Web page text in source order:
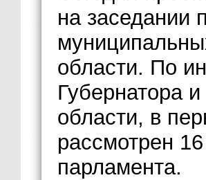
на заседании
области. По
Губернатора
области, в
рассмотрен
парламента.